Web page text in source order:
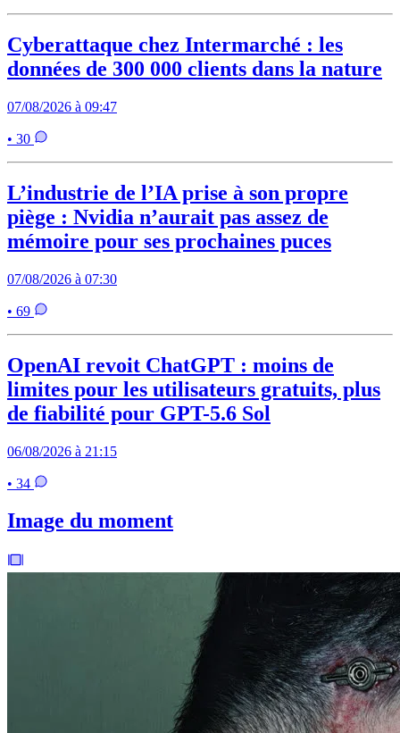
Cyberattaque chez Intermarché : les
données de 300 000 clients dans la nature
07/08/2026 à 09:47
• 30
L’industrie de l’IA prise à son propre
piège : Nvidia n’aurait pas assez de
mémoire pour ses prochaines puces
07/08/2026 à 07:30
• 69
OpenAI revoit ChatGPT : moins de
limites pour les utilisateurs gratuits, plus
de fiabilité pour GPT-5.6 Sol
06/08/2026 à 21:15
• 34
Image du moment